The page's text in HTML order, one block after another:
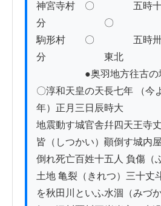
神宮寺村　〇　　　　五時
分　　　　　　〇　　　　
駒形村　　〇　　　　五時
分　　　　　　東北　　　
●奥羽地方往古の
〇淳和天皇の天長七年 （今
年）正月三日辰時大
地震動す城官舎幷四天王寺
皆（しつかい）顚倒す城内屋
倒れ死亡百姓十五人 負傷（
土地 亀裂（きれつ）三十丈
を秋田川といふ水涸（みづ